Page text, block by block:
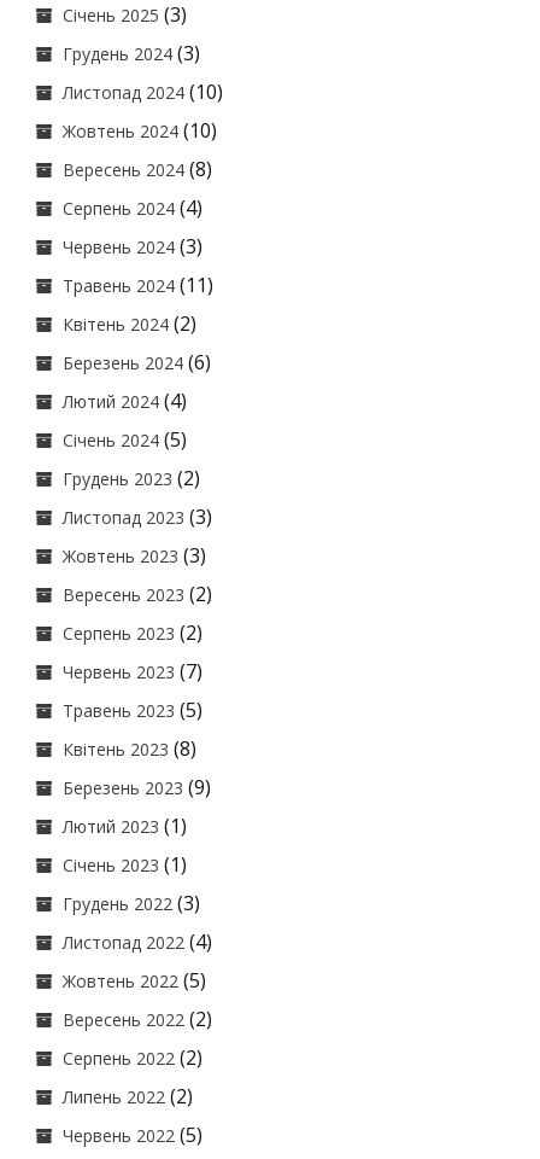
Січень 2025 (3)
Грудень 2024 (3)
Листопад 2024 (10)
Жовтень 2024 (10)
Вересень 2024 (8)
Серпень 2024 (4)
Червень 2024 (3)
Травень 2024 (11)
Квітень 2024 (2)
Березень 2024 (6)
Лютий 2024 (4)
Січень 2024 (5)
Грудень 2023 (2)
Листопад 2023 (3)
Жовтень 2023 (3)
Вересень 2023 (2)
Серпень 2023 (2)
Червень 2023 (7)
Травень 2023 (5)
Квітень 2023 (8)
Березень 2023 (9)
Лютий 2023 (1)
Січень 2023 (1)
Грудень 2022 (3)
Листопад 2022 (4)
Жовтень 2022 (5)
Вересень 2022 (2)
Серпень 2022 (2)
Липень 2022 (2)
Червень 2022 (5)